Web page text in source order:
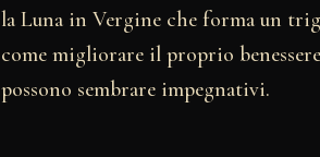
la Luna in Vergine che forma un
come migliorare il proprio
possono sembrare impegnativi.